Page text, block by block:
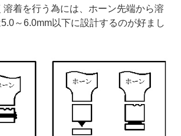
溶着を行う為には、ホーン先端から溶
～6.0mm以下に設計するのが好まし